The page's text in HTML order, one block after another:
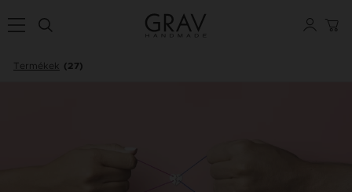
Termékek (27)